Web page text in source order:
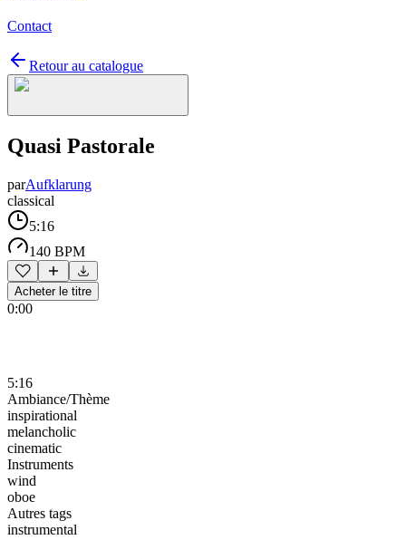
Contact
Retour au catalogue
Quasi Pastorale
parAufklarung
classical
5:16
140 BPM
Acheter le titre
0:00
5:16
Ambiance/Thème
inspirational
melancholic
cinematic
Instruments
wind
oboe
Autres tags
instrumental